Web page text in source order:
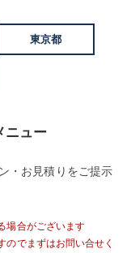
東京都
ニュー
・お見積りをご提示
場合がございます
でまずはお問い合せく